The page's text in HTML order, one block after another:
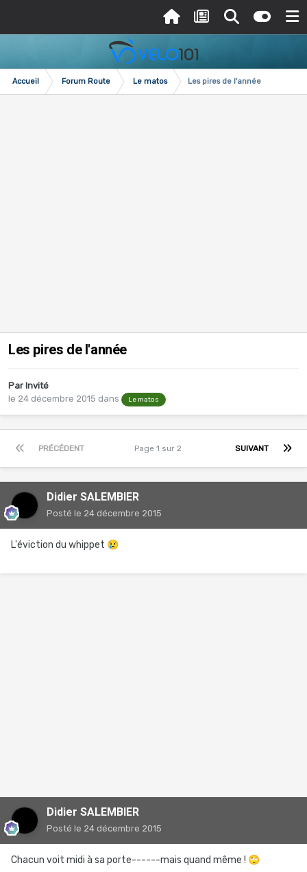
Accueil Forum Route Le matos Les pires de l'année
Les pires de l'année
Par Invité
le 24 décembre 2015 dans Le matos
PRÉCÉDENT SUIVANT
Page 1 sur 2
Didier SALEMBIER
Posté le 24 décembre 2015
L'éviction du whippet 😢
Didier SALEMBIER
Posté le 24 décembre 2015
Chacun voit midi à sa porte------mais quand même ! 🙄